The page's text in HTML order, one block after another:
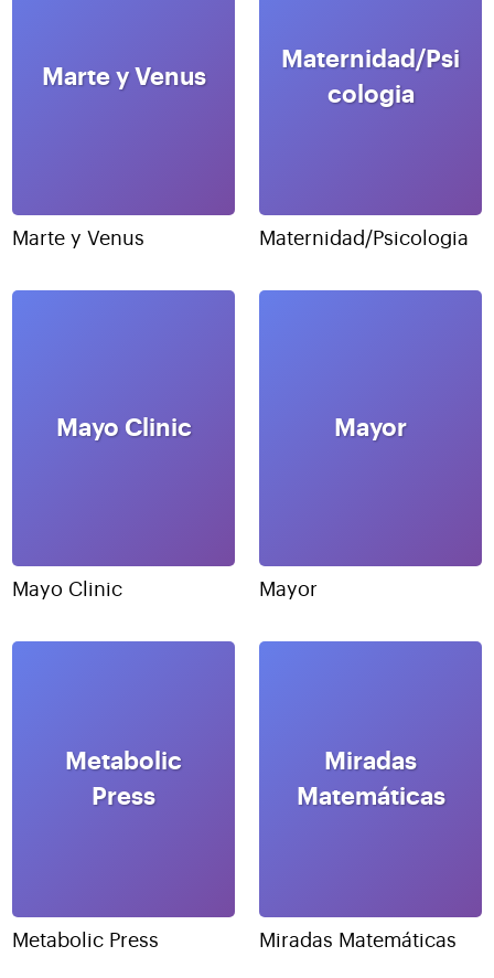
Marte y Venus
Marte y Venus
Maternidad/Psi
cologia
Maternidad/Psicologia
Mayo Clinic
Mayo Clinic
Mayor
Mayor
Metabolic
Press
Metabolic Press
Miradas
Matemáticas
Miradas Matemáticas